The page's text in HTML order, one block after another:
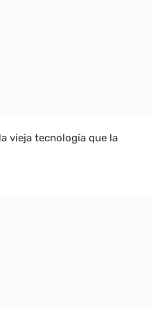
vieja tecnología que la